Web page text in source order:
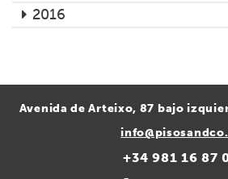
2016
Avenida de Arteixo, 87 bajo
+34 981 16 87